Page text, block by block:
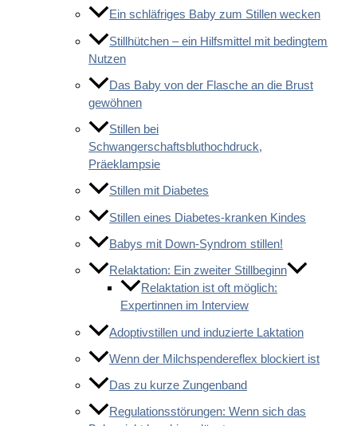
Ein schläfriges Baby zum Stillen wecken
Stillhütchen – ein Hilfsmittel mit bedingtem
Nutzen
Das Baby von der Flasche an die Brust
gewöhnen
Stillen bei
Schwangerschaftsbluthochdruck,
Präeklampsie
Stillen mit Diabetes
Stillen eines Diabetes-kranken Kindes
Babys mit Down-Syndrom stillen!
Relaktation: Ein zweiter Stillbeginn
Relaktation ist oft möglich:
Expertinnen im Interview
Adoptivstillen und induzierte Laktation
Wenn der Milchspendereflex blockiert ist
Das zu kurze Zungenband
Regulationsstörungen: Wenn sich das